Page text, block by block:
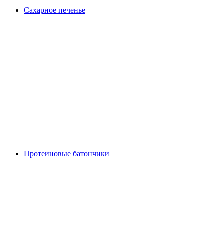
Сахарное печенье
Протеиновые батончики